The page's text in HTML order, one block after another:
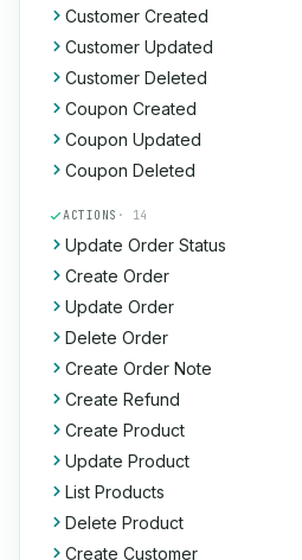
Customer Created
Customer Updated
Customer Deleted
Coupon Created
Coupon Updated
Coupon Deleted
ACTIONS · 14
Update Order Status
Create Order
Update Order
Delete Order
Create Order Note
Create Refund
Create Product
Update Product
List Products
Delete Product
Create Customer